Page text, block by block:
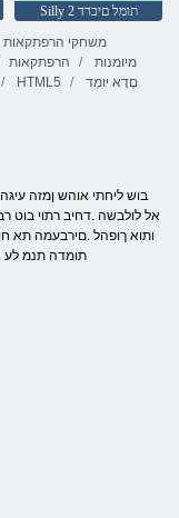
Silly 2 תומל םיכרד
משחקי הרפתקאות
הרפתקאות
מיומנות
HTML5 םָדָא יּומְד
אל לולבשה .דחיב רתוי בוט
ותוא ךופהל .םירבעמה תא
תומדה תנמ לע